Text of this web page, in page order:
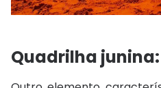
Quadrilha